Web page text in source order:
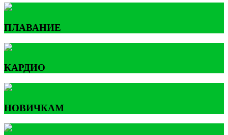
ПЛАВАНИЕ
КАРДИО
НОВИЧКАМ